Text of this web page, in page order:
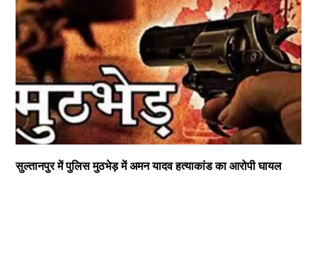
सुल्तानपुर में पुलिस मुठभेड़ में अमन यादव हत्याकांड का आरोपी घायल